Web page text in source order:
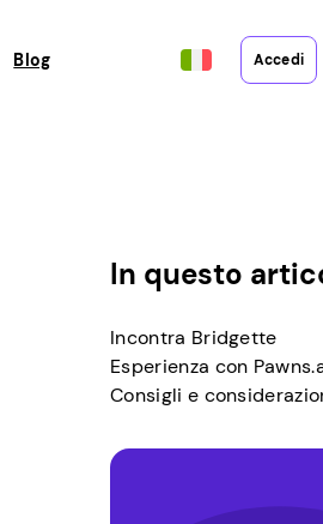
Blog Accedi
In questo
Incontra Bridgette
Esperienza con
Consigli e